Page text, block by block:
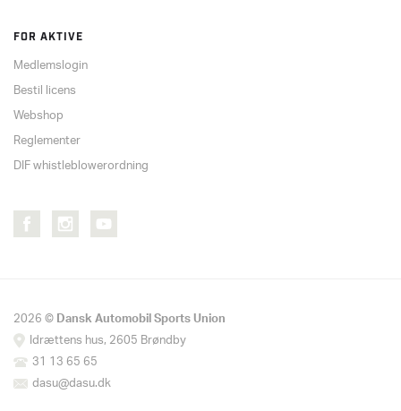
FOR AKTIVE
Medlemslogin
Bestil licens
Webshop
Reglementer
DIF whistleblowerordning
2026 ©Dansk Automobil Sports Union
Idrættens hus, 2605 Brøndby
31 13 65 65
dasu@dasu.dk